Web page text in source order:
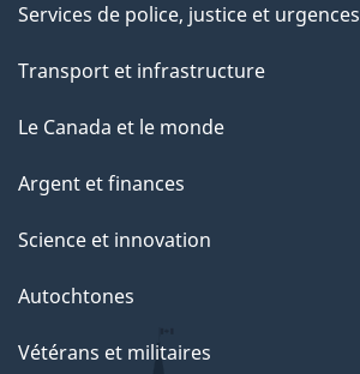
Services de police, justice et urgences
Transport et infrastructure
Le Canada et le monde
Argent et finances
Science et innovation
Autochtones
Vétérans et militaires